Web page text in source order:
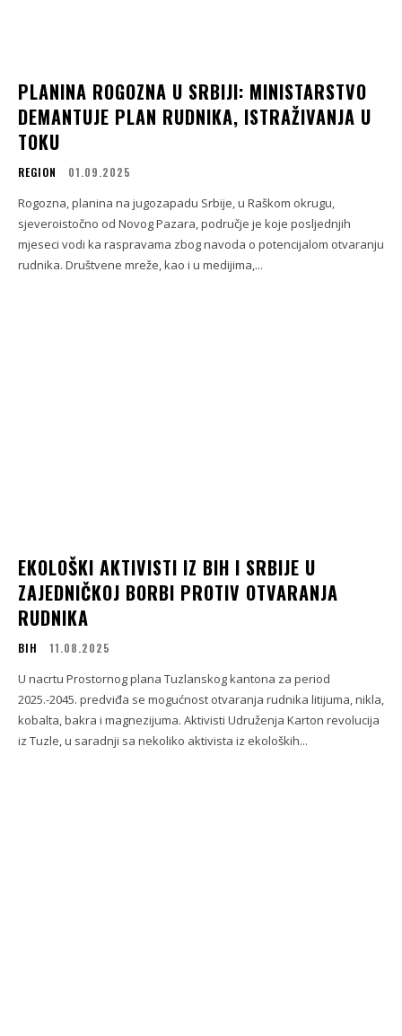
PLANINA ROGOZNA U SRBIJI: MINISTARSTVO
DEMANTUJE PLAN RUDNIKA, ISTRAŽIVANJA U
TOKU
REGION 01.09.2025
Rogozna, planina na jugozapadu Srbije, u Raškom okrugu,
sjeveroistočno od Novog Pazara, područje je koje posljednjih
mjeseci vodi ka raspravama zbog navoda o potencijalom otvaranju
rudnika. Društvene mreže, kao i u medijima,...
EKOLOŠKI AKTIVISTI IZ BIH I SRBIJE U
ZAJEDNIČKOJ BORBI PROTIV OTVARANJA
RUDNIKA
BIH 11.08.2025
U nacrtu Prostornog plana Tuzlanskog kantona za period
2025.-2045. predviđa se mogućnost otvaranja rudnika litijuma, nikla,
kobalta, bakra i magnezijuma. Aktivisti Udruženja Karton revolucija
iz Tuzle, u saradnji sa nekoliko aktivista iz ekoloških...